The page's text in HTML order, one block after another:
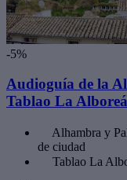
-5%
Audioguía de la
Tablao La
Alhambra y
de ciudad
Tablao La